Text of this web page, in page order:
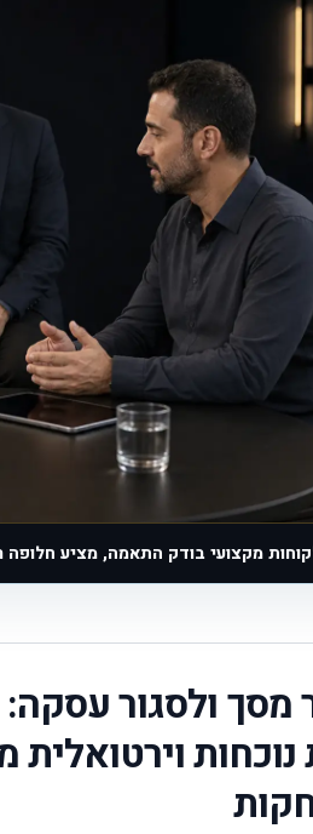
מקצועי בודק התאמה, מציע
מסך ולסגור
נוכחות